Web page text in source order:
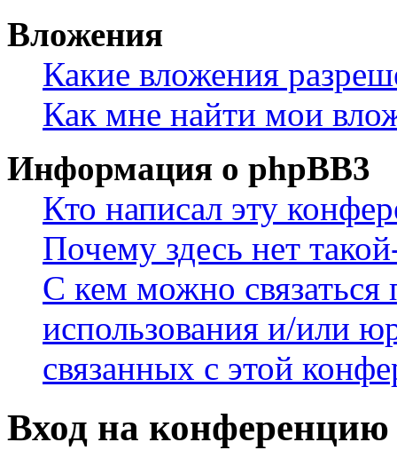
Вложения
Какие вложения
Как мне найти мои
Информация о phpBB3
Кто написал эту
Почему здесь нет
С кем можно связаться
использования и/или
связанных с этой
Вход на конференцию